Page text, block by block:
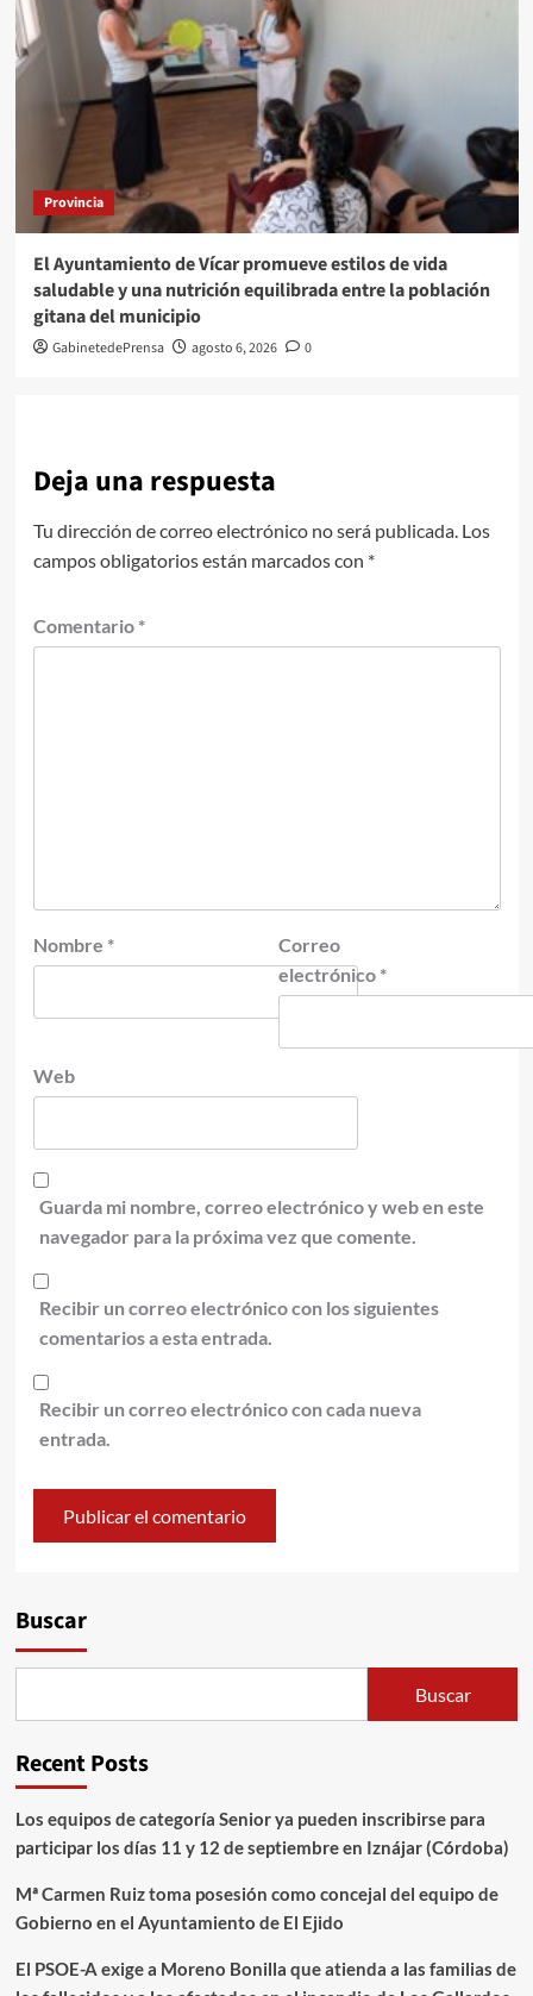
Provincia
El Ayuntamiento de Vícar promueve estilos de vida
saludable y una nutrición equilibrada entre la población
gitana del municipio
GabinetedePrensa agosto 6, 2026 0
Deja una respuesta
Tu dirección de correo electrónico no será publicada. Los
campos obligatorios están marcados con *
Comentario *
Nombre *
Correo
electrónico *
Web
Guarda mi nombre, correo electrónico y web en este
navegador para la próxima vez que comente.
Recibir un correo electrónico con los siguientes
comentarios a esta entrada.
Recibir un correo electrónico con cada nueva
entrada.
Buscar
Buscar
Recent Posts
Los equipos de categoría Senior ya pueden inscribirse para
participar los días 11 y 12 de septiembre en Iznájar (Córdoba)
Mª Carmen Ruiz toma posesión como concejal del equipo de
Gobierno en el Ayuntamiento de El Ejido
El PSOE-A exige a Moreno Bonilla que atienda a las familias de